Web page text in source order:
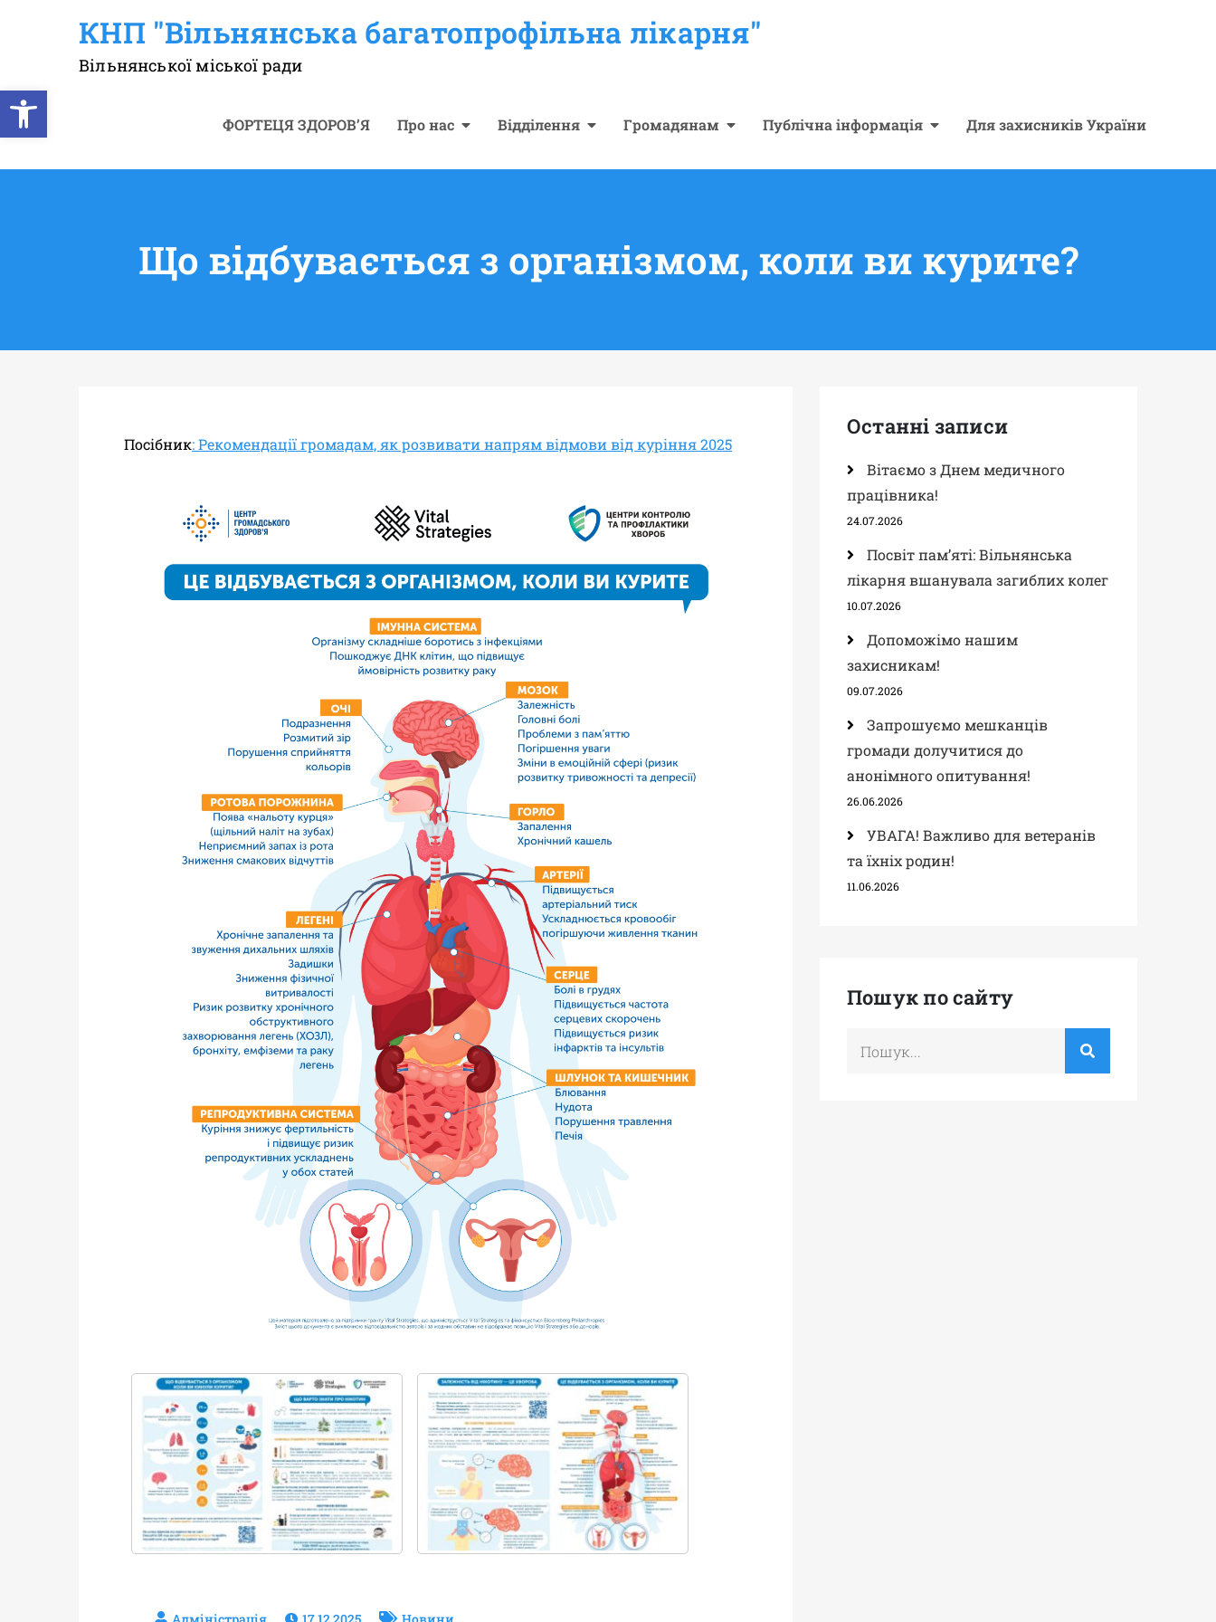
Відкрити Панель інструментів
КНП "Вільнянська багатопрофільна лікарня"
Вільнянської міської ради
ФОРТЕЦЯ ЗДОРОВ’Я Про нас Відділення Громадянам Публічна інформація Для захисників України
Що відбувається з організмом, коли ви курите?
Посібник: Рекомендації громадам, як розвивати напрям відмови від куріння 2025
Останні записи
Вітаємо з Днем медичного
працівника!
24.07.2026
Посвіт пам’яті: Вільнянська
лікарня вшанувала загиблих колег
10.07.2026
Допоможімо нашим
захисникам!
09.07.2026
Запрошуємо мешканців
громади долучитися до
анонімного опитування!
26.06.2026
УВАГА! Важливо для ветеранів
та їхніх родин!
11.06.2026
Пошук по сайту